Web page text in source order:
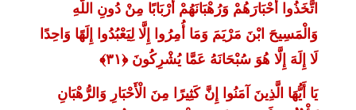
اتَّخَذُوا أَحْبَارَهُمْ وَرُهْبَانَهُمْ أَرْبَابًا مِنْ دُونِ اللَّهِ
وَالْمَسِيحَ ابْنَ مَرْيَمَ وَمَا أُمِرُوا إِلَّا لِيَعْبُدُوا إِلَهًا وَاحِدًا
لَا إِلَهَ إِلَّا هُوَ سُبْحَانَهُ عَمَّا يُشْرِكُونَ ﴿۳۱﴾
يَا أَيُّهَا الَّذِينَ آمَنُوا إِنَّ كَثِيرًا مِنَ الْأَحْبَارِ وَالرُّهْبَانِ